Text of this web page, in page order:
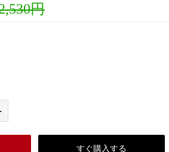
円
すぐ購入する